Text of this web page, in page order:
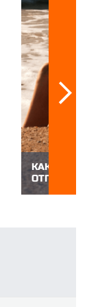
КАК
ОТПУСКУ:
В